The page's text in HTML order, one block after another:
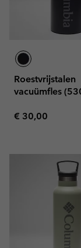
Roestvrijstalen
vacuümfles
Regular price:
€ 30,00